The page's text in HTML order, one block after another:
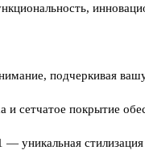
подчеркивая
и сетчатое покрытие
уникальная